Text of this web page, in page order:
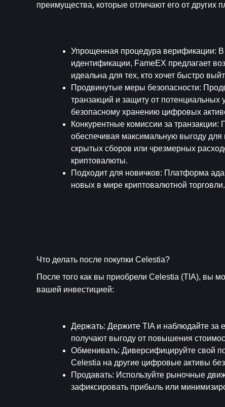
преимущества, которые отличают его от других
Упрощенная процедура верификации:
идентификации, FameEX предлагает
идеальна для тех, кто хочет быстро
Продвинутые меры безопасности:
транзакций и защиту от
безопасному хранению цифровых
Конкурентные комиссии за транзакции:
обеспечивая максимальную выгоду
скрытых сборов или чрезмерных
криптовалюты.
Подходит для новичков: Платформа
новых в мире криптовалютной торговли.
Что делать после покупки Celestia?
После того как вы приобрели Celestia (TIA), вы
вашей инвестицией:
Держать: Держите TIA и наблюдайте за
получают выгоду от повышения
Обменивать: Диверсифицируйте свой
Celestia на другие цифровые активы
Продавать: Используйте рыночные
зафиксировать прибыль или